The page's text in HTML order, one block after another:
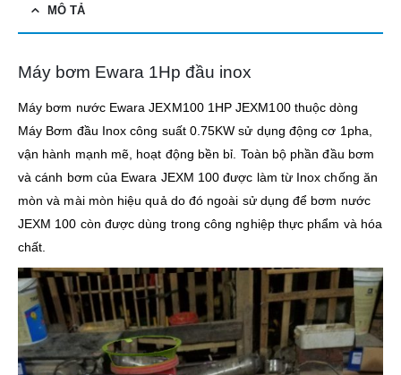
MÔ TẢ
Máy bơm Ewara 1Hp đầu inox
Máy bơm nước Ewara JEXM100 1HP JEXM100 thuộc dòng
Máy Bơm đầu Inox công suất 0.75KW sử dụng động cơ 1pha,
vận hành mạnh mẽ, hoạt động bền bỉ. Toàn bộ phần đầu bơm
và cánh bơm của Ewara JEXM 100 được làm từ Inox chống ăn
mòn và mài mòn hiệu quả do đó ngoài sử dụng để bơm nước
JEXM 100 còn được dùng trong công nghiệp thực phẩm và hóa
chất.